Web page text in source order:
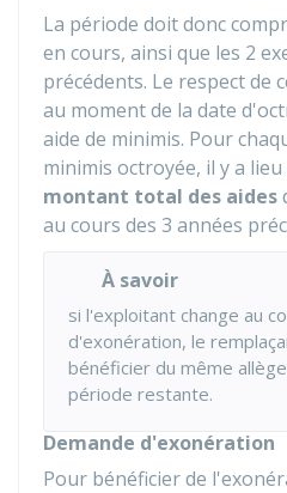
La période doit donc
en cours, ainsi que les 2
précédents. Le respect de
au moment de la date
aide de minimis. Pour
minimis octroyée, il y a
montant total des aides
au cours des 3 années
À savoir
si l'exploitant change au
d'exonération, le
bénéficier du même
période restante.
Demande d'exonération
Pour bénéficier de